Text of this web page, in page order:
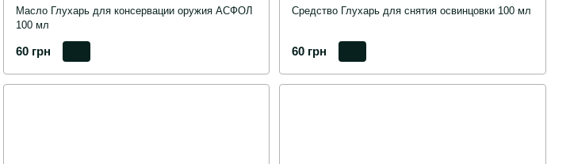
Масло Глухарь для консервации оружия АСФОЛ
100 мл
60 грн
Средство Глухарь для снятия освинцовки 100 мл
60 грн